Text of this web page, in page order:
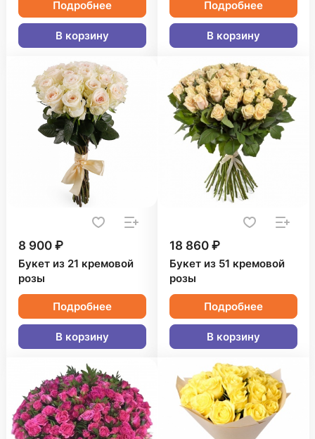
Подробнее
В корзину
Подробнее
В корзину
8 900 ₽
Букет из 21 кремовой
розы
Подробнее
В корзину
18 860 ₽
Букет из 51 кремовой
розы
Подробнее
В корзину